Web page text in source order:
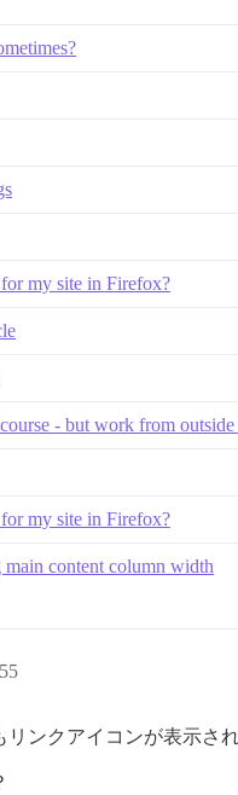
my site in Firefox?
- but work from outside
my site in Firefox?
main content column width
ンクアイコンが表示され